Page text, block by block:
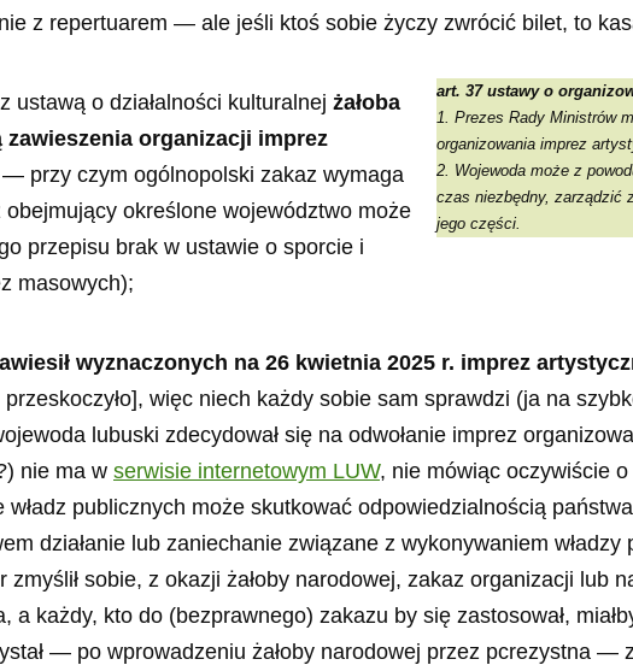
z repertuarem — ale jeśli ktoś sobie życzy zwrócić bilet, to
ustawą o działalności kulturalnej żałoba
organizacji imprez
— przy czym ogólnopolski zakaz wymaga
określone województwo może
przepisu brak w ustawie o sporcie i
masowych);
art. 37 ustawy o
1. Prezes Rady Ministrów
organizowania imprez
2. Wojewoda może z
czas niezbędny, zarządzić
jego części.
wyznaczonych na 26 kwietnia 2025 r. imprez
więc niech każdy sobie sam sprawdzi (ja na
lubuski zdecydował się na odwołanie imprez
nie ma w serwisie internetowym LUW, nie mówiąc oczywiście
władz publicznych może skutkować odpowiedzialnością
działanie lub zaniechanie związane z wykonywaniem władzy
sobie, z okazji żałoby narodowej, zakaz organizacji lub
a każdy, kto do (bezprawnego) zakazu by się zastosował,
— po wprowadzeniu żałoby narodowej przez pcrezystna —